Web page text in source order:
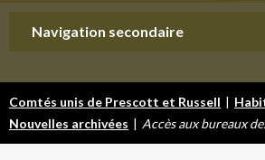
Navigation secondaire
Comtés unis de Prescott et Russell |
Nouvelles archivées | Accès aux bureaux